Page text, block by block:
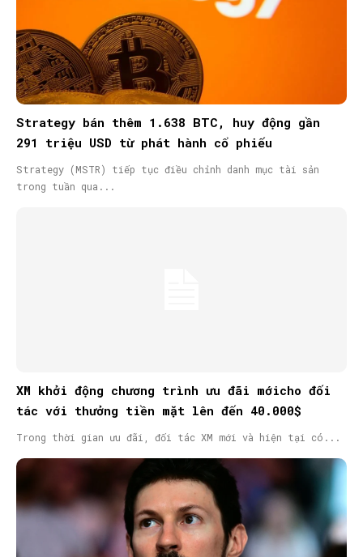
Strategy bán thêm 1.638 BTC, huy động gần
291 triệu USD từ phát hành cổ phiếu
Strategy (MSTR) tiếp tục điều chỉnh danh mục tài sản
trong tuần qua...
XM khởi động chương trình ưu đãi mớicho đối
tác với thưởng tiền mặt lên đến 40.000$
Trong thời gian ưu đãi, đối tác XM mới và hiện tại có...